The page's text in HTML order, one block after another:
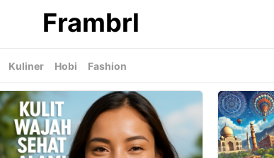
Frambrl
Kuliner Hobi Fashion